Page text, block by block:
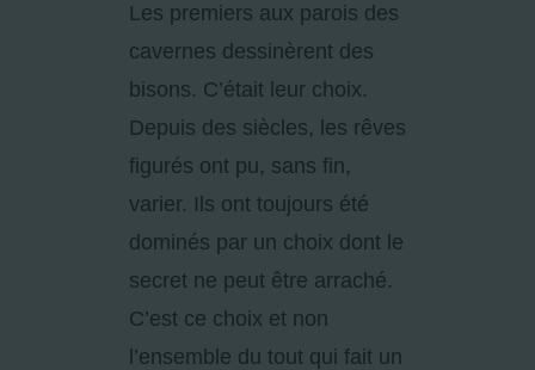
Les premiers aux parois des
cavernes dessinèrent des
bisons. C’était leur choix.
Depuis des siècles, les rêves
figurés ont pu, sans fin,
varier. Ils ont toujours été
dominés par un choix dont le
secret ne peut être arraché.
C’est ce choix et non
l’ensemble du tout qui fait un